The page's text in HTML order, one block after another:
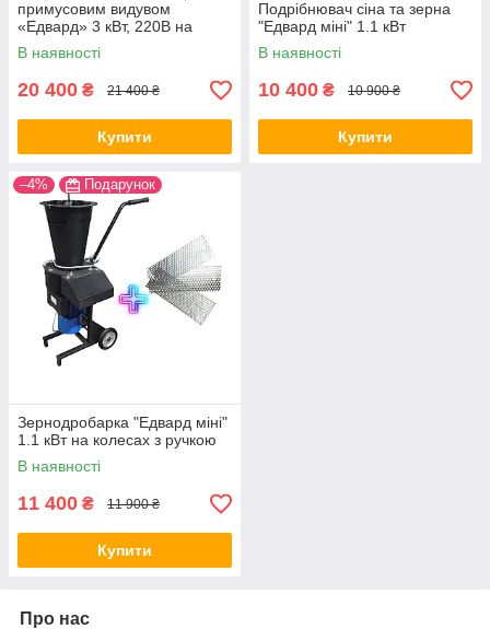
примусовим видувом
«Едвард» 3 кВт, 220В на
колесах
В наявності
20 400 ₴ 21 400 ₴
Купити
Подрібнювач сіна та зерна
"Едвард міні" 1.1 кВт
В наявності
10 400 ₴ 10 900 ₴
Купити
–4% Подарунок
Зернодробарка "Едвард міні"
1.1 кВт на колесах з ручкою
В наявності
11 400 ₴ 11 900 ₴
Купити
Про нас